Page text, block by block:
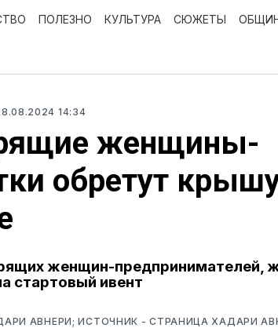
ПОЛЕЗНО КУЛЬТУРА СЮЖЕТЫ
14:34
женщины-
обретут
женщин-предпринимателей,
стартовый ивент
АВНЕРИ; ИСТОЧНИК - СТРАНИЦА ХАДАРИ